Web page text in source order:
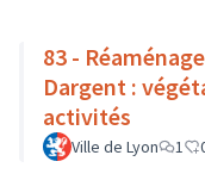
83 -
Dargent :
activités
Ville de Lyon 1